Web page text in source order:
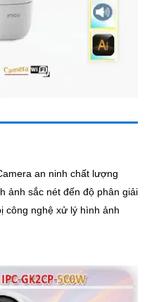
an ninh chất lượng
ảnh sắc nét đến độ phân giải